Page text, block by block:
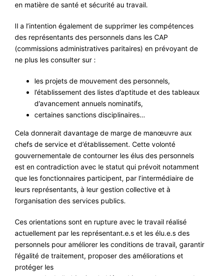
#PRESSE
#ARCHIVES
en matière de santé et sécurité au travail.
Il a l’intention également de supprimer les compétences
des représentants des personnels dans les CAP
(commissions administratives paritaires) en prévoyant de
ne plus les consulter sur :
les projets de mouvement des personnels,
l’établissement des listes d’aptitude et des tableaux
d’avancement annuels nominatifs,
certaines sanctions disciplinaires…
Cela donnerait davantage de marge de manœuvre aux
chefs de service et d’établissement. Cette volonté
gouvernementale de contourner les élus des personnels
est en contradiction avec le statut qui prévoit notamment
que les fonctionnaires participent, par l’intermédiaire de
leurs représentants, à leur gestion collective et à
l’organisation des services publics.
Ces orientations sont en rupture avec le travail réalisé
actuellement par les représentant.e.s et les élu.e.s des
personnels pour améliorer les conditions de travail, garantir
l’égalité de traitement, proposer des améliorations et
protéger les